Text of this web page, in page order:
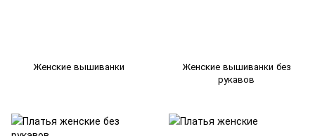
Женские вышиванки
Женские вышиванки без
рукавов